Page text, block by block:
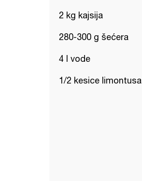
2 kg kajsija
280-300 g šećera
4 l vode
1/2 kesice limontusa